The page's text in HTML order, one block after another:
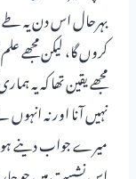
بہرحال اس دن یہ طے
کروں گا، لیکن مجھے علم
مجھے یقین تھا کہ یہ
نہیں آنا اور نہ
میرے جواب دینے